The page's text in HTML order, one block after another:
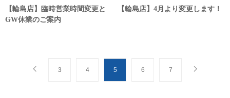
【輪島店】臨時営業時間変更と
GW休業のご案内
【輪島店】4月より変更します！
3 4 5 6 7